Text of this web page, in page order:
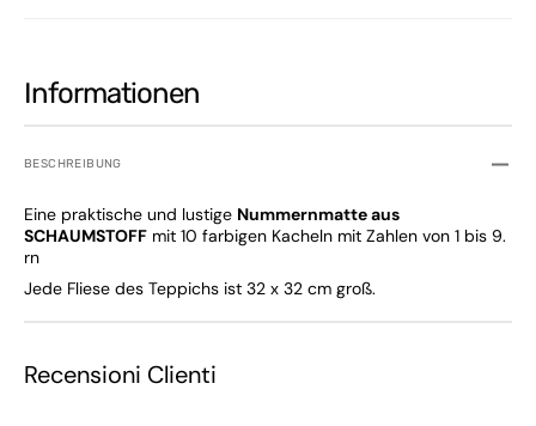
Informationen
BESCHREIBUNG
Eine praktische und lustige Nummernmatte aus
SCHAUMSTOFF mit 10 farbigen Kacheln mit Zahlen von 1 bis 9.
rn
Jede Fliese des Teppichs ist 32 x 32 cm groß.
Recensioni Clienti